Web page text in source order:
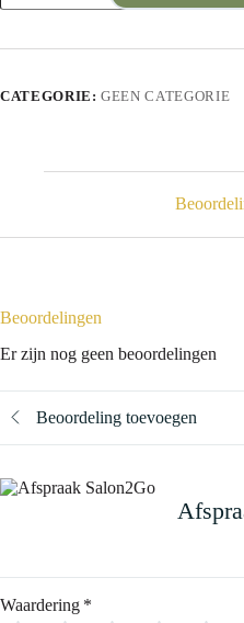
CATEGORIE:GEEN CATEGORIE
Beoordelingen
Er zijn nog geen beoordelingen
Beoordeling toevoegen
Waardering *